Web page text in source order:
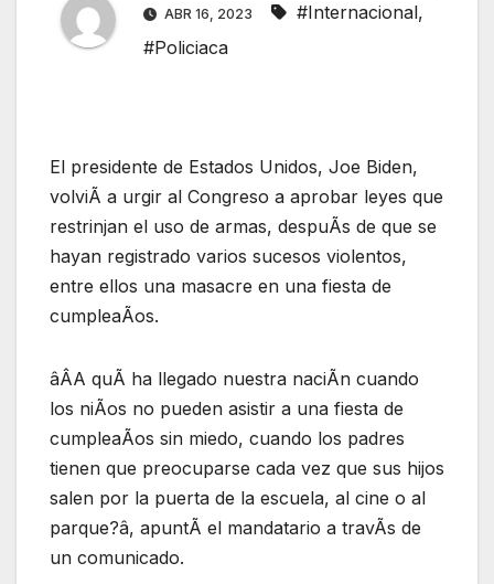
ABR 16, 2023 #Internacional,
#Policiaca
El presidente de Estados Unidos, Joe Biden,
volviÃ a urgir al Congreso a aprobar leyes que
restrinjan el uso de armas, despuÃs de que se
hayan registrado varios sucesos violentos,
entre ellos una masacre en una fiesta de
cumpleaÃos.
âÂA quÃ ha llegado nuestra naciÃn cuando
los niÃos no pueden asistir a una fiesta de
cumpleaÃos sin miedo, cuando los padres
tienen que preocuparse cada vez que sus hijos
salen por la puerta de la escuela, al cine o al
parque?â, apuntÃ el mandatario a travÃs de
un comunicado.